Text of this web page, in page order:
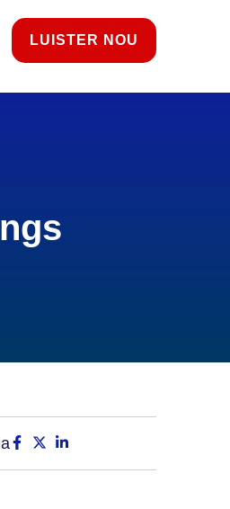
LUISTER NOU